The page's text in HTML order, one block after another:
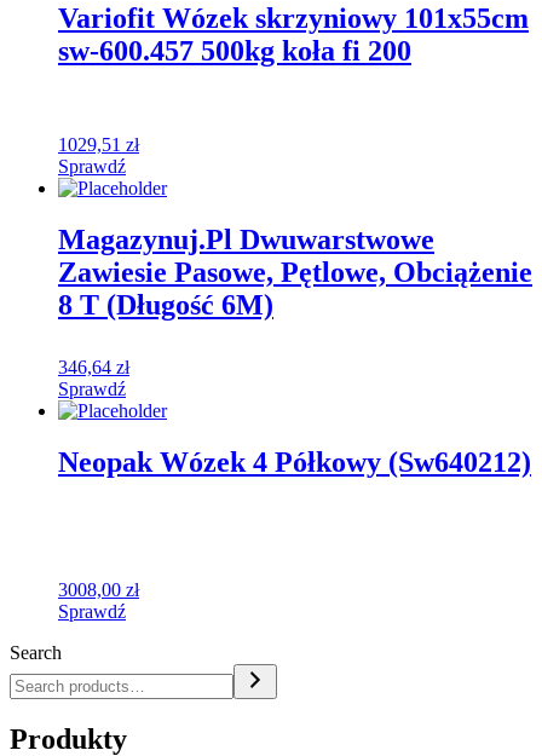
Variofit Wózek skrzyniowy 101x55cm
sw-600.457 500kg koła fi 200
1029,51 zł
Sprawdź
Magazynuj.Pl Dwuwarstwowe
Zawiesie Pasowe, Pętlowe, Obciążenie
8 T (Długość 6M)
346,64 zł
Sprawdź
Neopak Wózek 4 Półkowy (Sw640212)
3008,00 zł
Sprawdź
Search
Produkty